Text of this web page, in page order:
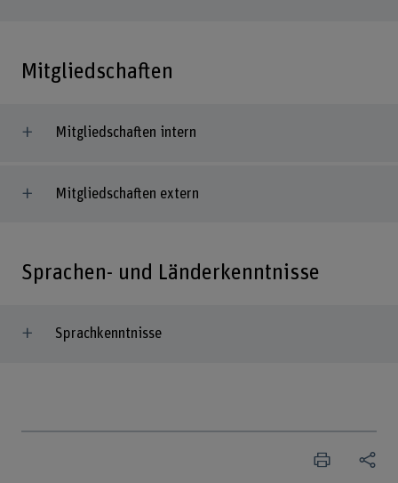
Mitgliedschaften
Mitgliedschaften intern
Mitgliedschaften extern
Sprachen- und Länderkenntnisse
Sprachkenntnisse